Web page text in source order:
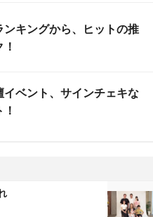
ンキングから、ヒットの推
イベント、サインチェキな